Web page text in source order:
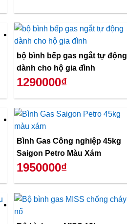
bộ bình bếp gas ngắt tự động
dành cho hộ gia đình
1290000₫
Bình Gas Công nghiệp 45kg
Saigon Petro Màu Xám
1950000₫